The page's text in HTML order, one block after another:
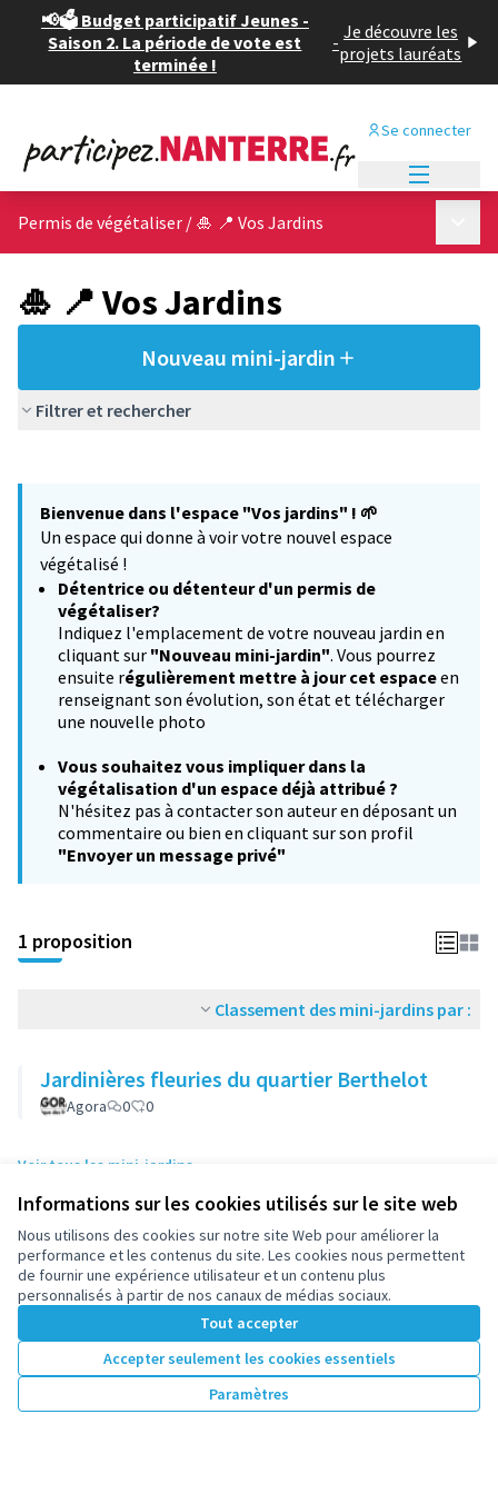
Informations sur les cookies utilisés sur le site web
Nous utilisons des cookies sur notre site Web pour améliorer la
performance et les contenus du site. Les cookies nous permettent
de fournir une expérience utilisateur et un contenu plus
personnalisés à partir de nos canaux de médias sociaux.
Tout accepter
Accepter seulement les cookies essentiels
Paramètres
📢🗳️ Budget participatif Jeunes -
Saison 2. La période de vote est
terminée !
- Je découvre les
projets lauréats
Se connecter
Permis de végétaliser / 🎍 📍 Vos Jardins
🎍 📍 Vos Jardins
Nouveau mini-jardin
Filtrer et rechercher
−
Bienvenue dans l'espace "Vos jardins" ! 🌱
Un espace qui donne à voir votre nouvel espace
végétalisé !
Détentrice ou détenteur d'un permis de
végétaliser?
Indiquez l'emplacement de votre nouveau jardin en
cliquant sur "Nouveau mini-jardin". Vous pourrez
ensuite régulièrement mettre à jour cet espaceen
renseignant son évolution, son état et télécharger
une nouvelle photo
Vous souhaitez vous impliquer dans la
végétalisation d'un espace déjà attribué ?
N'hésitez pas à contacter son auteur en déposant un
commentaire ou bien en cliquant sur son profil
"Envoyer un message privé"
1 proposition
Classement des mini-jardins par :
Jardinières fleuries du quartier Berthelot
Agora 0 0
Voir tous les mini-jardins
Conditions d'utilisation
Paramètres des cookies
participez.nanterre.fr sur Facebook
participez.nanterre.fr sur Instagram
participez.nanterre.fr sur YouTube
participez.nanterre.fr sur GitHub